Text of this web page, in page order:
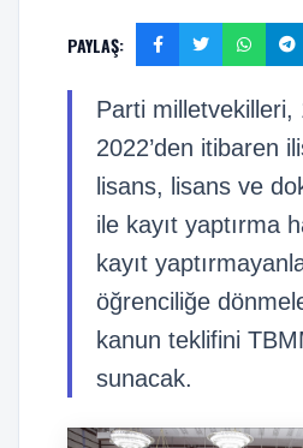
PAYLAŞ:
Parti milletvekilleri,
2022’den itibaren
lisans, lisans ve
ile kayıt yaptırma
kayıt
öğrenciliğe
kanun teklifini
sunacak.